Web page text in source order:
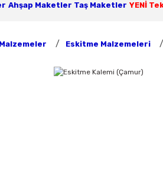
Ahşap Maketler Taş Maketler YENİ
Malzemeler Eskitme Malzemeleri